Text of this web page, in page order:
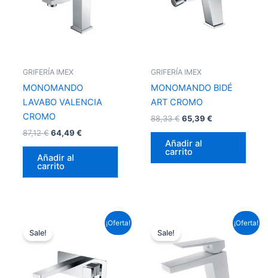
GRIFERÍA IMEX
MONOMANDO
LAVABO VALENCIA
CROMO
87,12€ 64,49 €
Añadir al
carrito
GRIFERÍA IMEX
MONOMANDO BIDÉ
ART CROMO
88,33€ 65,39 €
Añadir al
carrito
¡Oferta!
Sale!
era:
159,72 €.
precio
118,23 €.
¡Oferta!
Sale!
original
era:
95,59 €.
precio
actual
es:
70,76 €.